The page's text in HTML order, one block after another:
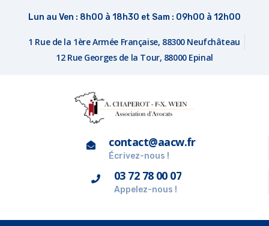
Lun au Ven : 8h00 à 18h30 et Sam : 09h00 à 12h00
1 Rue de la 1ère Armée Française, 88300 Neufchâteau
12 Rue Georges de la Tour, 88000 Epinal
contact@aacw.fr
Écrivez-nous !
03 72 78 00 07
Appelez-nous !